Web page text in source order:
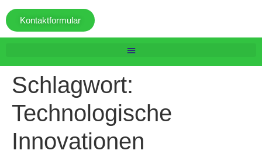
Kontaktformular
Schlagwort:
Technologische
Innovationen